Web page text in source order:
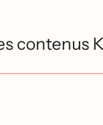
contenus